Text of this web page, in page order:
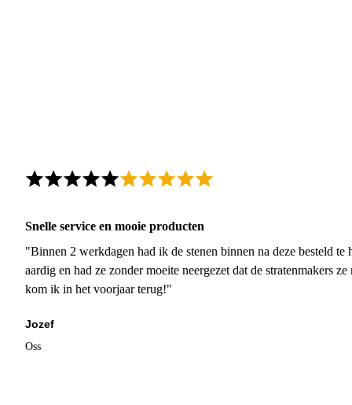
Snelle service en mooie producten
"Binnen 2 werkdagen had ik de stenen binnen na deze besteld
aardig en had ze zonder moeite neergezet dat de stratenmakers
kom ik in het voorjaar terug!"
Jozef
Oss